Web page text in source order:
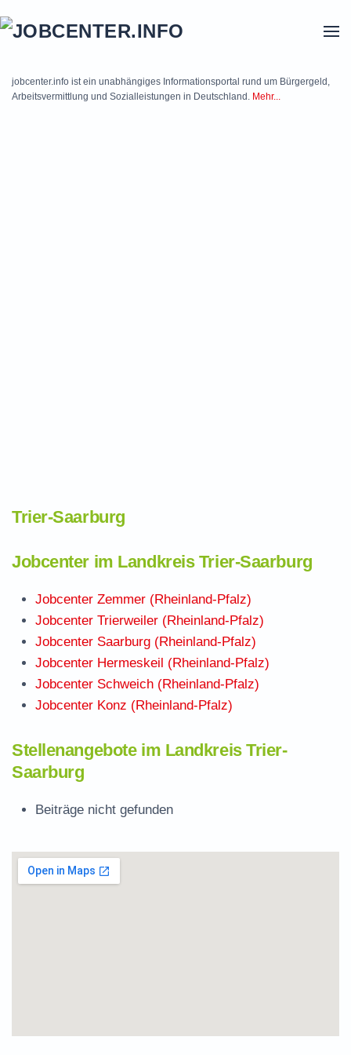
jobcenter.info ist ein unabhängiges Informationsportal rund um Bürgergeld,
Arbeitsvermittlung und Sozialleistungen in Deutschland. Mehr...
Trier-Saarburg
Jobcenter im Landkreis Trier-Saarburg
Jobcenter Zemmer (Rheinland-Pfalz)
Jobcenter Trierweiler (Rheinland-Pfalz)
Jobcenter Saarburg (Rheinland-Pfalz)
Jobcenter Hermeskeil (Rheinland-Pfalz)
Jobcenter Schweich (Rheinland-Pfalz)
Jobcenter Konz (Rheinland-Pfalz)
Stellenangebote im Landkreis Trier-
Saarburg
Beiträge nicht gefunden